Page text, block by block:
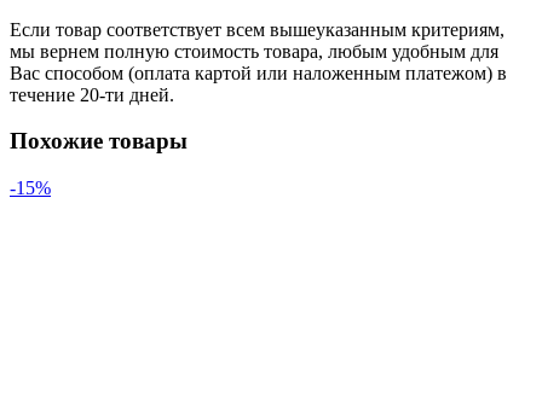
Если товар соответствует всем вышеуказанным критериям,
мы вернем полную стоимость товара, любым удобным для
Вас способом (оплата картой или наложенным платежом) в
течение 20-ти дней.
Похожие товары
-15%